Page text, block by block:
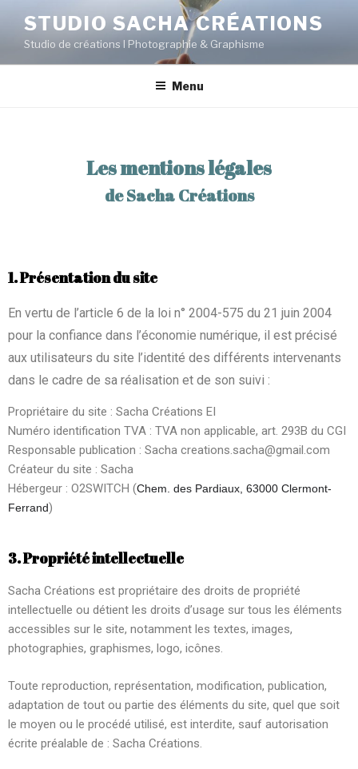
STUDIO SACHA CRÉATIONS
Studio de créations I Photographie & Graphisme
Menu
Les mentions légales
de Sacha Créations
1. Présentation du site
En vertu de l’article 6 de la loi n° 2004-575 du 21 juin 2004
pour la confiance dans l’économie numérique, il est précisé
aux utilisateurs du site l’identité des différents intervenants
dans le cadre de sa réalisation et de son suivi :
Propriétaire du site : Sacha Créations EI
Numéro identification TVA : TVA non applicable, art. 293B du CGI
Responsable publication : Sacha creations.sacha@gmail.com
Créateur du site : Sacha
Hébergeur : O2SWITCH (Chem. des Pardiaux, 63000 Clermont-
Ferrand)
3. Propriété intellectuelle
Sacha Créations est propriétaire des droits de propriété
intellectuelle ou détient les droits d’usage sur tous les éléments
accessibles sur le site, notamment les textes, images,
photographies, graphismes, logo, icônes.
Toute reproduction, représentation, modification, publication,
adaptation de tout ou partie des éléments du site, quel que soit
le moyen ou le procédé utilisé, est interdite, sauf autorisation
écrite préalable de : Sacha Créations.